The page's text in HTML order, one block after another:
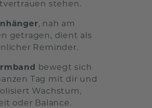
stehen.
, nah am
getragen, dient als
Reminder.
bewegt sich
Tag mit dir und
Wachstum,
oder Balance.